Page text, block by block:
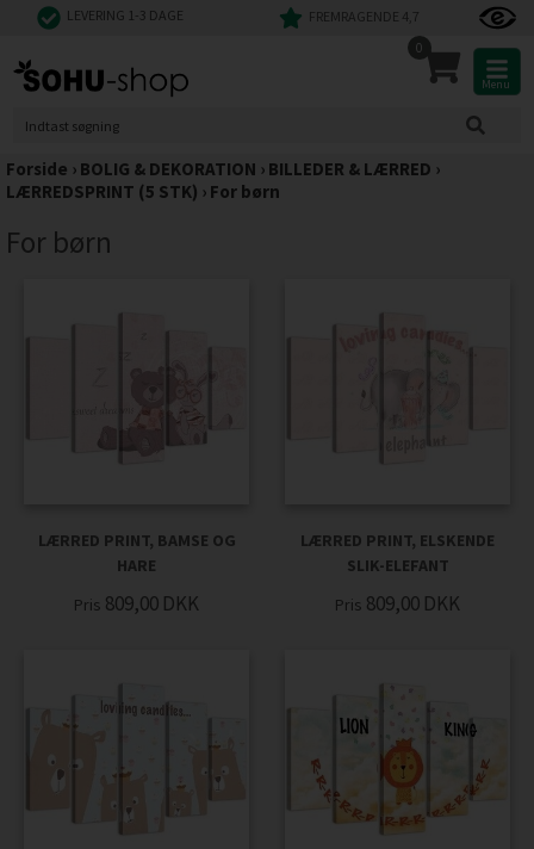
LEVERING 1-3 DAGE FREMRAGENDE 4,7
0
Menu
Forside › BOLIG & DEKORATION › BILLEDER & LÆRRED ›
LÆRREDSPRINT (5 STK) › For børn
For børn
LÆRRED PRINT, BAMSE OG
HARE
Pris 809,00 DKK
LÆRRED PRINT, ELSKENDE
SLIK-ELEFANT
Pris 809,00 DKK